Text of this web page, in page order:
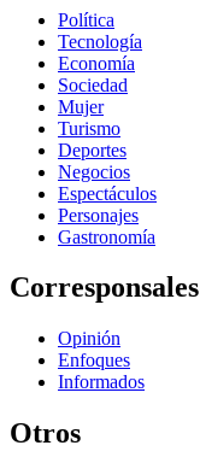
Política
Tecnología
Economía
Sociedad
Mujer
Turismo
Deportes
Negocios
Espectáculos
Personajes
Gastronomía
Corresponsales
Opinión
Enfoques
Informados
Otros